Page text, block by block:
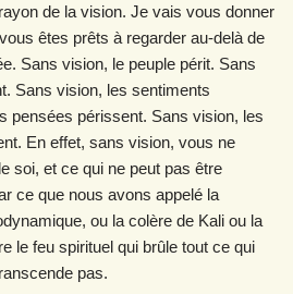
de la vision. Je vais vous donner
êtes prêts à regarder au-delà de
Sans vision, le peuple périt. Sans
Sans vision, les sentiments
pensées périssent. Sans vision, les
En effet, sans vision, vous ne
soi, et ce qui ne peut pas être
ce que nous avons appelé la
ou la colère de Kali ou la
le feu spirituel qui brûle tout ce qui
pas.